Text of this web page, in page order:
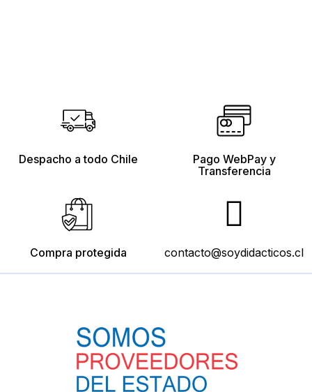
Despacho a todo Chile
Pago WebPay y
Transferencia
Compra protegida contacto@soydidacticos.cl